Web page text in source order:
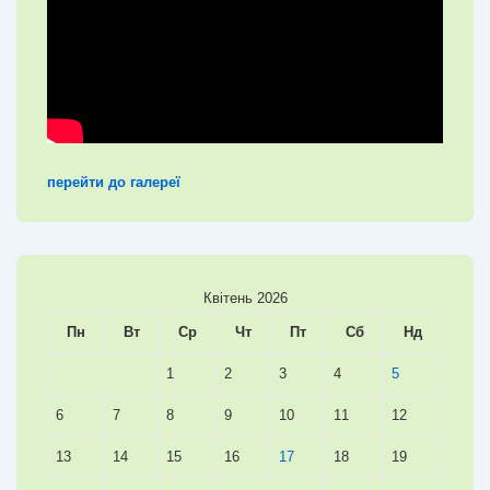
перейти до галереї
Квітень 2026
Пн Вт Ср Чт Пт Сб Нд
1 2 3 4 5
6 7 8 9 10 11 12
13 14 15 16 17 18 19